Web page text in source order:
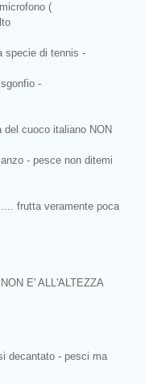
(
specie di tennis -
-
del cuoco italiano NON
- pesce non ditemi
frutta veramente poca
E' ALL'ALTEZZA
decantato - pesci ma